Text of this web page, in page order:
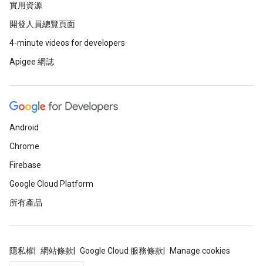
實用資源
開發人員總覽頁面
4-minute videos for developers
Apigee 網誌
Android
Chrome
Firebase
Google Cloud Platform
所有產品
隱私權 網站條款 Google Cloud 服務條款 Manage cookies